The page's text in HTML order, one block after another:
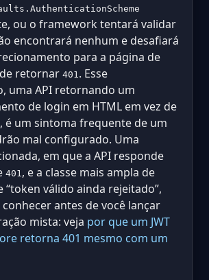
ou o framework tentará validar
encontrará nenhum e desafiará
para a página de
retornar 401 . Esse
uma API retornando um
de login em HTML em vez de
é um sintoma frequente de um
mal configurado. Uma
em que a API responde
401 , e a classe mais ampla de
“token válido ainda rejeitado”,
antes de você lançar
mista: veja por que um JWT
retorna 401 mesmo com um